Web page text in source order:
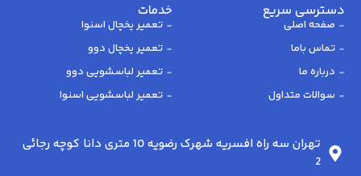
دسترسی سریع
صفحه اصلی
تماس باما
درباره ما
سوالات متداول
خدمات
تعمیر یخچال اسنوا
تعمیر یخچال دوو
تعمیر لباسشویی دوو
تعمیر لباسشویی اسنوا
تهران سه راه افسریه شهرک رضویه 10 متری دانا کوچه رجائی
2